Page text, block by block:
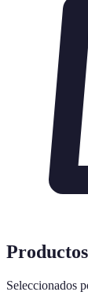
Seleccionados